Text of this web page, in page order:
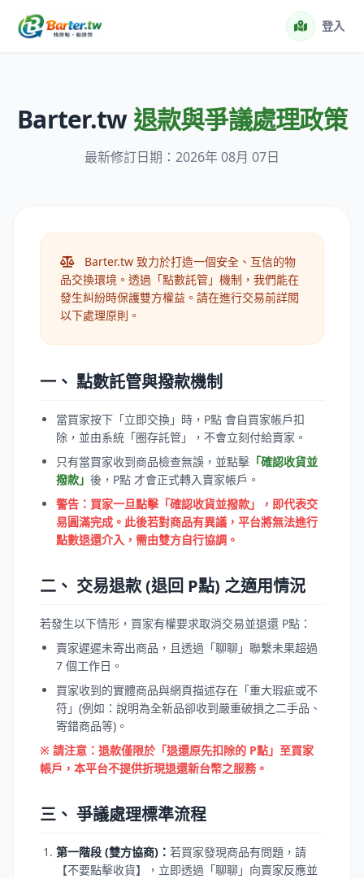
登入
Barter.tw退款與爭議處理政策
最新修訂日期：2026年 08月 07日
Barter.tw 致力於打造一個安全、互信的物
品交換環境。透過「點數託管」機制，我們能在
發生糾紛時保護雙方權益。請在進行交易前詳閱
以下處理原則。
一、 點數託管與撥款機制
當買家按下「立即交換」時，P點 會自買家帳戶扣
除，並由系統「圈存託管」，不會立刻付給賣家。
只有當買家收到商品檢查無誤，並點擊 「確認收貨並
撥款」 後，P點 才會正式轉入賣家帳戶。
警告：買家一旦點擊「確認收貨並撥款」，即代表交
易圓滿完成。此後若對商品有異議，平台將無法進行
點數退還介入，需由雙方自行協調。
二、 交易退款 (退回 P點) 之適用情況
若發生以下情形，買家有權要求取消交易並退還 P點：
賣家遲遲未寄出商品，且透過「聊聊」聯繫未果超過
7 個工作日。
買家收到的實體商品與網頁描述存在「重大瑕疵或不
符」(例如：說明為全新品卻收到嚴重破損之二手品、
寄錯商品等)。
※ 請注意：退款僅限於「退還原先扣除的 P點」至買家
帳戶，本平台不提供折現退還新台幣之服務。
三、 爭議處理標準流程
第一階段 (雙方協商)： 若買家發現商品有問題，請
【不要點擊收貨】，立即透過「聊聊」向賣家反應並